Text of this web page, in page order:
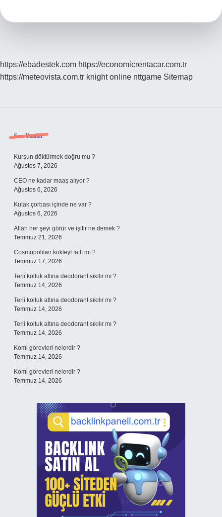
https://ebadestek.com https://economicrentacar.com.tr
https://meteovista.com.tr knight online nttgame Sitemap
Sidebar
Son Yazılar
Kurşun döktürmek doğru mu ?
Ağustos 7, 2026
CEO ne kadar maaş alıyor ?
Ağustos 6, 2026
Kulak çorbası içinde ne var ?
Ağustos 6, 2026
Allah her şeyi görür ve işitir ne demek ?
Temmuz 21, 2026
Cosmopolitan kokteyl tatlı mı ?
Temmuz 17, 2026
Terli koltuk altına deodorant sıkılır mı ?
Temmuz 14, 2026
Terli koltuk altına deodorant sıkılır mı ?
Temmuz 14, 2026
Terli koltuk altına deodorant sıkılır mı ?
Temmuz 14, 2026
Komi görevleri nelerdir ?
Temmuz 14, 2026
Komi görevleri nelerdir ?
Temmuz 14, 2026